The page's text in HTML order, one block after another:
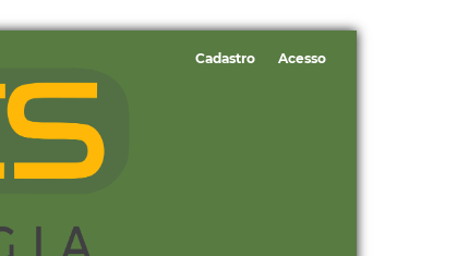
Cadastro Acesso